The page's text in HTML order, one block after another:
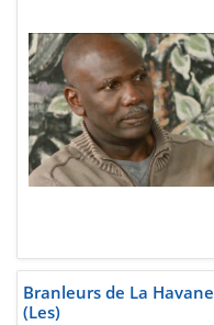
Branleurs de La Havane
(Les)